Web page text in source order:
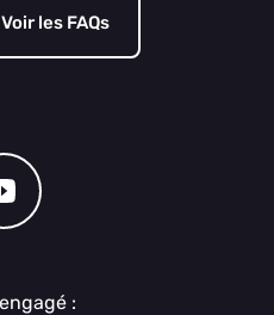
Voir les FAQs
: